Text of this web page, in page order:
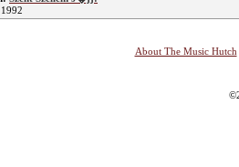
1992
About The Music Hutch